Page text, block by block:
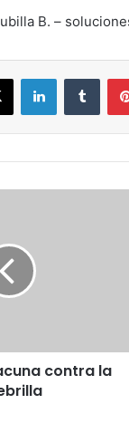
B. –
X LinkedIn
contra la